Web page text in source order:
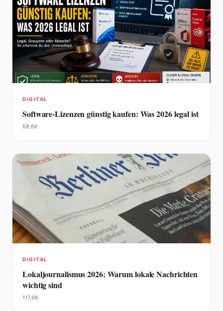
DIGITAL
Software-Lizenzen günstig kaufen: Was 2026 legal ist
68,6K
DIGITAL
Lokaljournalismus 2026: Warum lokale Nachrichten
wichtig sind
117,6K